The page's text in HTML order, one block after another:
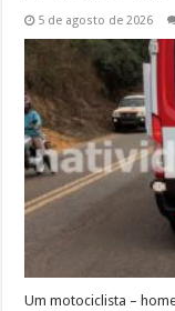
5 de agosto de 2026
Um motociclista –